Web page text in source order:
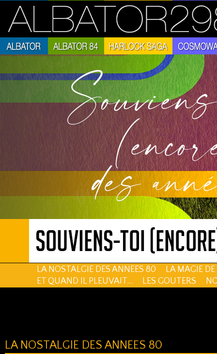
LA NOSTALGIE DES ANNEES 80 LA MAGIE
ET QUAND IL PLEUVAIT...
LES GOUTERS
LA NOSTALGIE DES ANNEES 80